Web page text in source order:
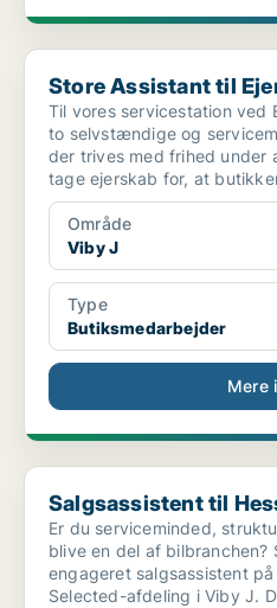
Store Assistant til Ejerbavnehøj
Store Assistant til
Til vores servicestation ved
to selvstændige og
der trives med frihed under
tage ejerskab for, at
Område
Viby J
Type
Butiksmedarbejder
Mere
Salgsassistent til Hessel
Salgsassistent til
Er du serviceminded,
blive en del af bilbranchen?
engageret salgsassistent
Selected-afdeling i Viby J.